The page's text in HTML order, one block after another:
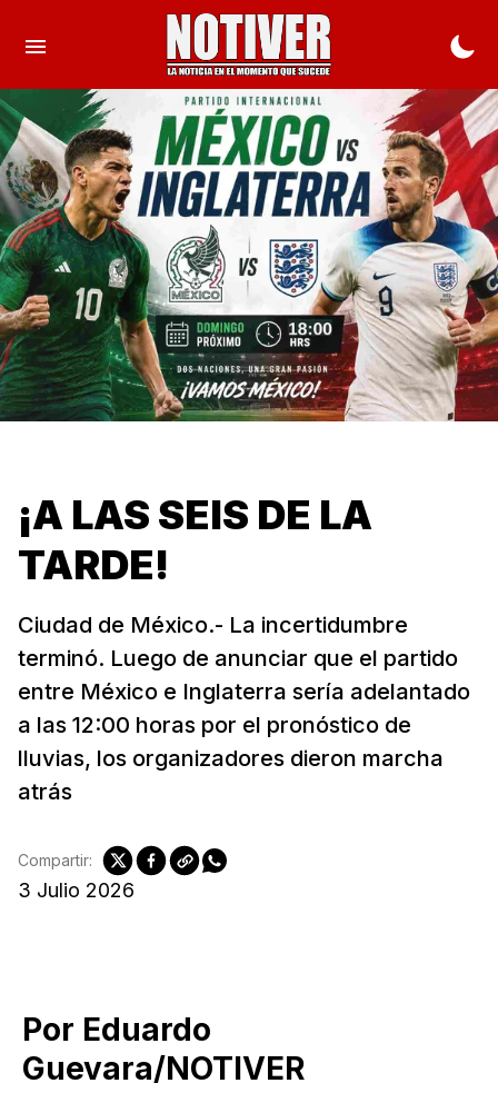
¡A LAS SEIS DE LA
TARDE!
Ciudad de México.- La incertidumbre
terminó. Luego de anunciar que el partido
entre México e Inglaterra sería adelantado
a las 12:00 horas por el pronóstico de
lluvias, los organizadores dieron marcha
atrás
3 Julio 2026
Compartir:
Por Eduardo
Guevara/NOTIVER